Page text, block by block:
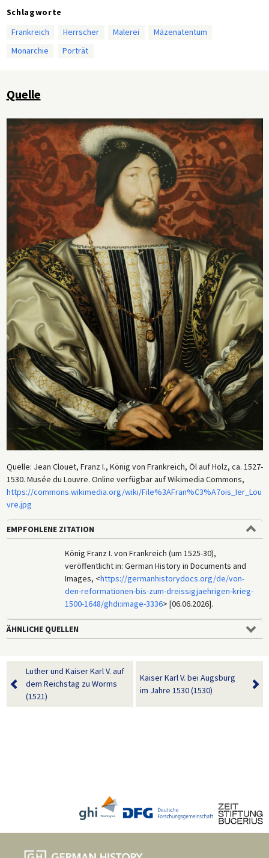
Schlagworte
Frankreich
Herrscher Malerei
Mäzenatentum
Monarchie
Porträt
Quelle
Quelle: Jean Clouet, Franz I., König von Frankreich, Öl auf Holz, ca. 1527-
1530. Musée du Louvre. Online verfügbar auf Wikimedia Commons,
https://commons.wikimedia.org/wiki/File%3AFran%C3%A7ois_Ier_Lou
vre.jpg
EMPFOHLENE ZITATION
König Franz I. von Frankreich (um 1525-30),
veröffentlicht in: German History in Documents and
Images, <https://germanhistorydocs.org/de/von-
den-reformationen-bis-zum-dreissigjaehrigen-krieg-
1500-1648/ghdi:image-3336> [06.06.2026].
ÄHNLICHE QUELLEN
Luther und Kaiser Karl V. auf
dem Reichstag zu Worms
(1521)
Kaiser Karl V. bei Augsburg
im Jahre 1530 (1530)